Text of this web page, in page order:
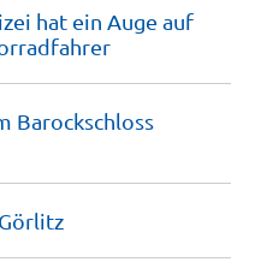
hat ein Auge auf
Barockschloss
Görlitz